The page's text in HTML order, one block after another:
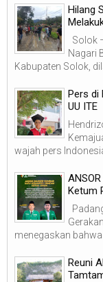
Hilang
Solok
Nagari
Kabupaten Solok,
Pers di
UU ITE
wajah pers
Ketum
menegaskan
Reuni